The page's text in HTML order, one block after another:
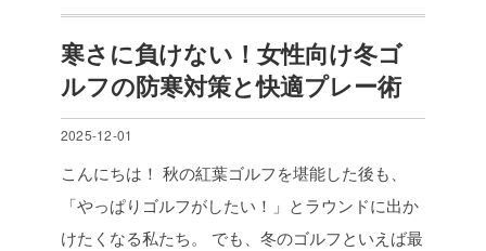
寒さに負けない！女性向け冬ゴ
ルフの防寒対策と快適プレー術
2025-12-01
こんにちは！ 秋の紅葉ゴルフを堪能した後も、
「やっぱりゴルフがしたい！」とラウンドに出か
けたくなる私たち。
でも、冬のゴルフといえば最